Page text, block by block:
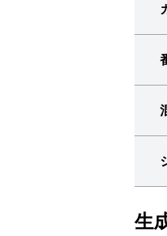
生